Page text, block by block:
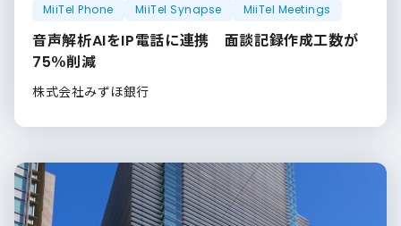
MiiTel Phone MiiTel Synapse MiiTel Meetings
音声解析AIをIP電話に連携 面談記録作成工数が
75％削減
株式会社みずほ銀行